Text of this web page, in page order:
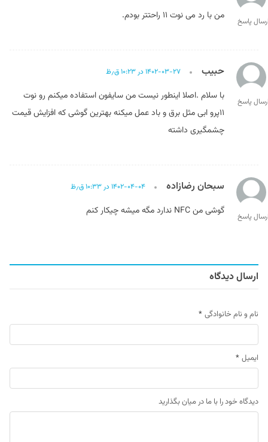
من با رد می نوت ۱۱ راحتتر بودم.‌ پاسخ
حبیب ۱۴۰۲-۰۳-۲۷ در ۱۰:۲۳ ق٫ظ
با سلام .اصلا اینطور نیست من سایفون استفاده میکنم رو نوت
۱۱پرو ابی مثل برق و باد عمل میکنه بهترین گوشی که افزایش قیمت
چشمگیری داشته
پاسخ
سبحان رضازاده ۱۴۰۲-۰۴-۰۴ در ۱۰:۳۳ ق٫ظ
گوشی من NFC ندارد مگه میشه چیکار کنم پاسخ
ارسال دیدگاه
نام و نام خانوادگی *
ایمیل *
دیدگاه خود را با ما در میان بگذارید